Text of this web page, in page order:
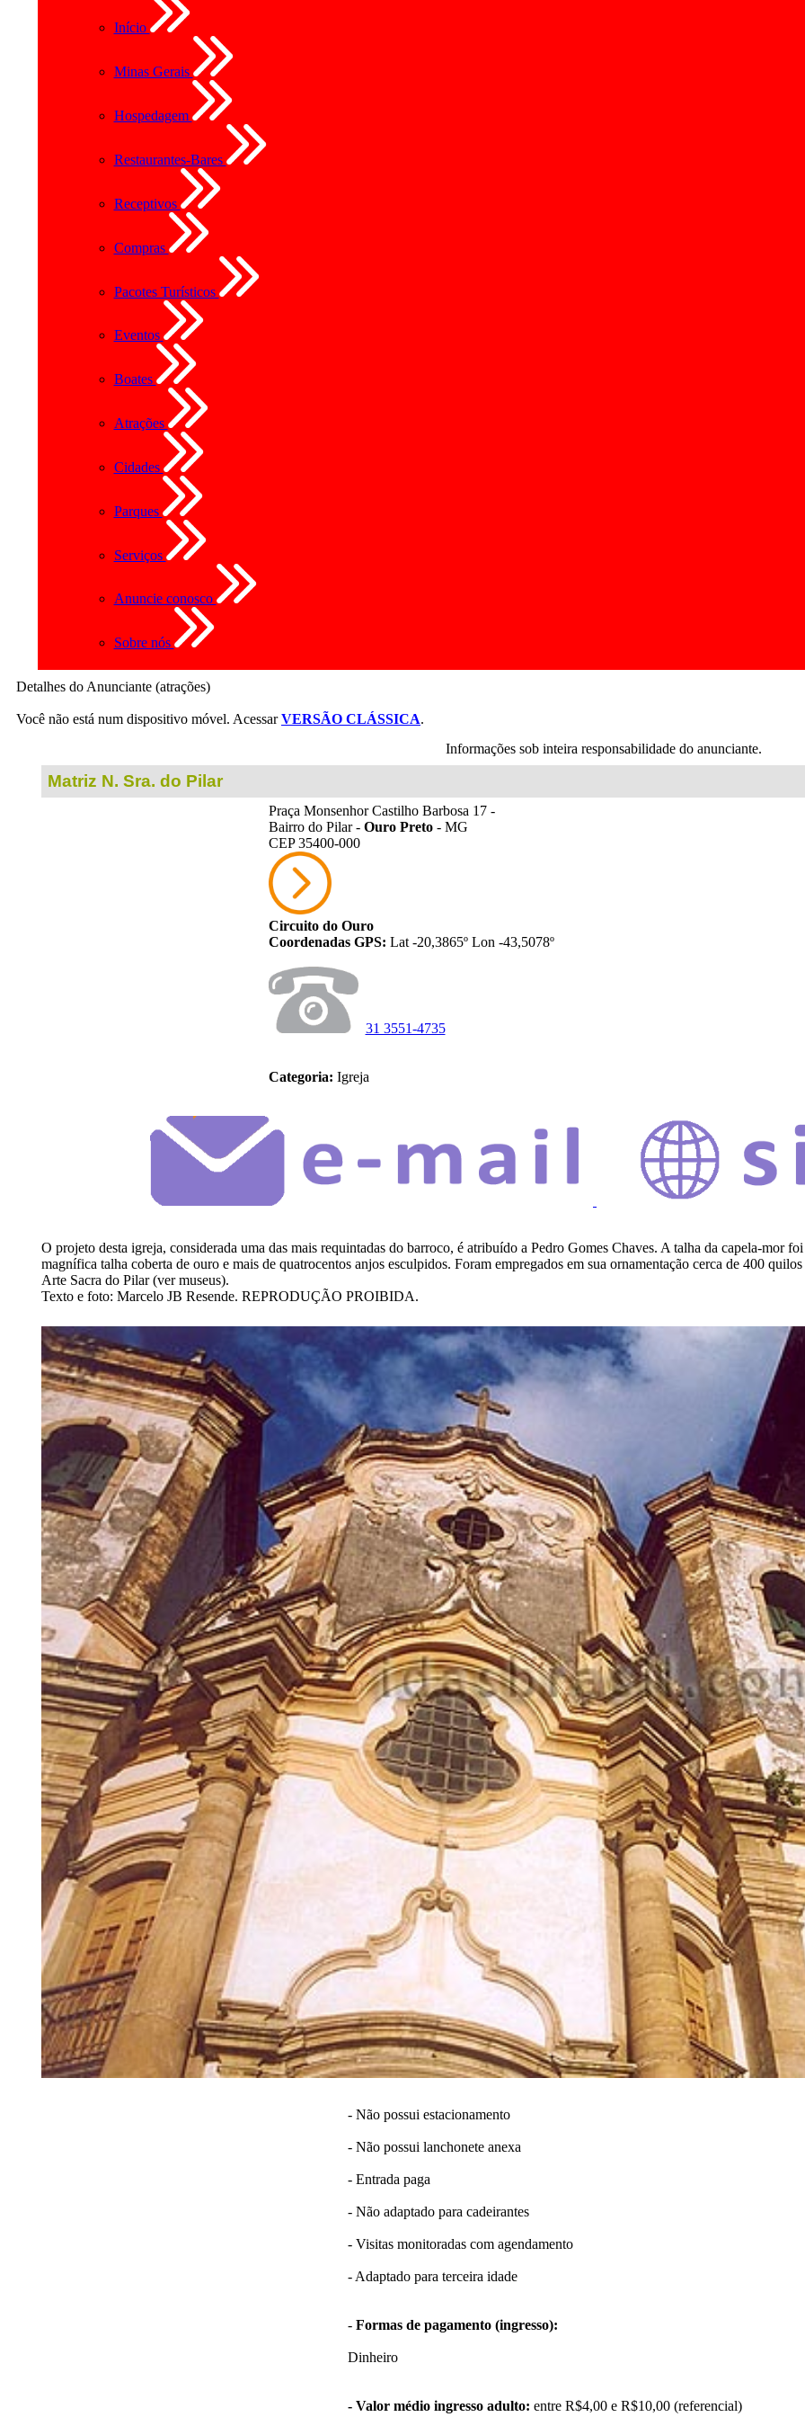
Início
Minas Gerais
Hospedagem
Restaurantes-Bares
Receptivos
Compras
Pacotes Turísticos
Eventos
Boates
Atrações
Cidades
Parques
Serviços
Anuncie conosco
Sobre nós
Detalhes do Anunciante (atrações)
Você não está num dispositivo móvel. AcessarVERSÃO CLÁSSICA.
Informações sob inteira responsabilidade do anunciante.
Matriz N. Sra. do Pilar
Praça Monsenhor Castilho Barbosa 17 -
Bairro do Pilar - Ouro Preto- MG
CEP 35400-000
Circuito do Ouro
Coordenadas GPS: Lat -20,3865º Lon -43,5078º
31 3551-4735
Categoria: Igreja
O projeto desta igreja, considerada uma das mais requintadas do barroco, é atribuído a Pedro Gomes Chaves. A talha da capela-mor
magnífica talha coberta de ouro e mais de quatrocentos anjos esculpidos. Foram empregados em sua ornamentação cerca de 400
Arte Sacra do Pilar (ver museus).
Texto e foto: Marcelo JB Resende. REPRODUÇÃO PROIBIDA.
- Não possui estacionamento
- Não possui lanchonete anexa
- Entrada paga
- Não adaptado para cadeirantes
- Visitas monitoradas com agendamento
- Adaptado para terceira idade
- Formas de pagamento (ingresso):
Dinheiro
- Valor médio ingresso adulto: entre R$4,00 e R$10,00 (referencial)